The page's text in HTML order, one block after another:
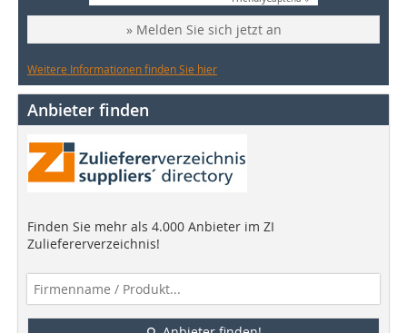
» Melden Sie sich jetzt an
Weitere Informationen finden Sie hier
Anbieter finden
Finden Sie mehr als 4.000 Anbieter im ZI
Zuliefererverzeichnis!